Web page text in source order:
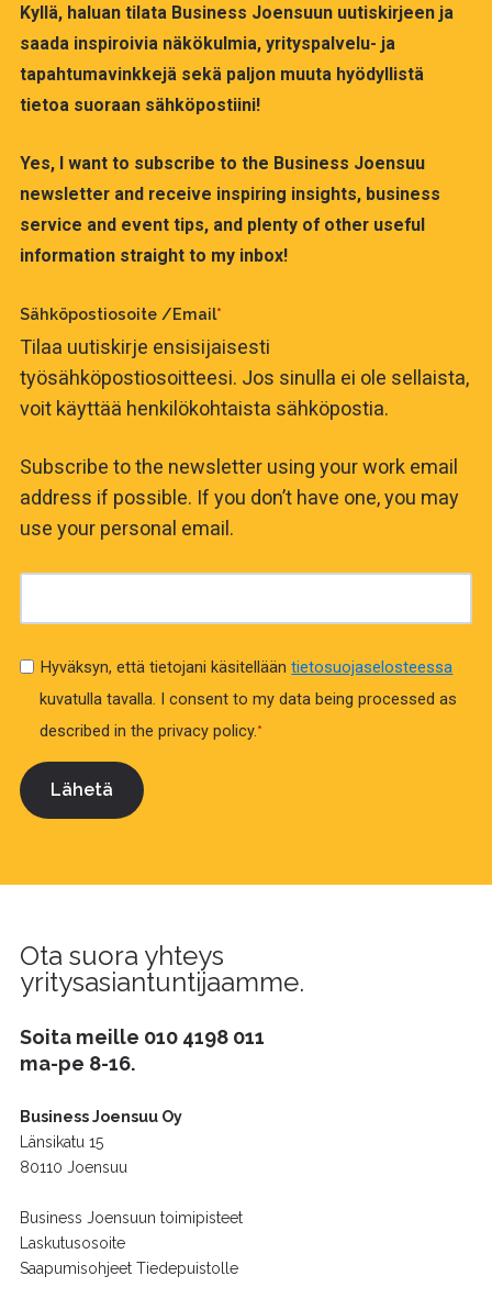
Kyllä, haluan tilata Business Joensuun uutiskirjeen ja
saada inspiroivia näkökulmia, yrityspalvelu- ja
tapahtumavinkkejä sekä paljon muuta hyödyllistä
tietoa suoraan sähköpostiini!
Yes, I want to subscribe to the Business Joensuu
newsletter and receive inspiring insights, business
service and event tips, and plenty of other useful
information straight to my inbox!
Sähköpostiosoite /Email*
Tilaa uutiskirje ensisijaisesti
työsähköpostiosoitteesi. Jos sinulla ei ole sellaista,
voit käyttää henkilökohtaista sähköpostia.
Subscribe to the newsletter using your work email
address if possible. If you don’t have one, you may
use your personal email.
Hyväksyn, että tietojani käsitellääntietosuojaselosteessa
kuvatulla tavalla.
I consent to my data being processed as
described in the privacy policy.*
Ota suora yhteys
yritysasiantuntijaamme.
Soita meille 010 4198 011
ma-pe 8-16.
Business Joensuu Oy
Länsikatu 15
80110 Joensuu
Business Joensuun toimipisteet
Laskutusosoite
Saapumisohjeet Tiedepuistolle